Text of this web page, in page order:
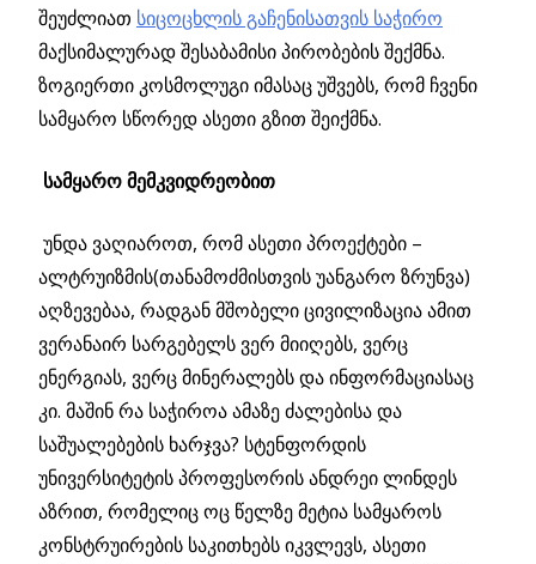
შეუძლიათ სიცოცხლის გაჩენისათვის საჭირო
მაქსიმალურად შესაბამისი პირობების შექმნა.
ზოგიერთი კოსმოლუგი იმასაც უშვებს, რომ ჩვენი
სამყარო სწორედ ასეთი გზით შეიქმნა.
სამყარო მემკვიდრეობით
უნდა ვაღიაროთ, რომ ასეთი პროექტები –
ალტრუიზმის(თანამოძმისთვის უანგარო ზრუნვა)
აღზევებაა, რადგან მშობელი ცივილიზაცია ამით
ვერანაირ სარგებელს ვერ მიიღებს, ვერც
ენერგიას, ვერც მინერალებს და ინფორმაციასაც
კი. მაშინ რა საჭიროა ამაზე ძალებისა და
საშუალებების ხარჯვა? სტენფორდის
უნივერსიტეტის პროფესორის ანდრეი ლინდეს
აზრით, რომელიც ოც წელზე მეტია სამყაროს
კონსტრუირების საკითხებს იკვლევს, ასეთი